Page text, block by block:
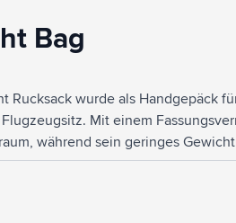
Bag
Rucksack wurde als Handgepäck
Mit einem
während sein geringes
RPET 900D-Polyester.
Hauptfach mit Reißverschluss